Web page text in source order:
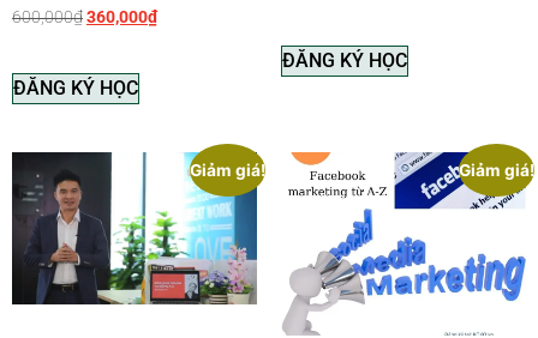
600,000₫360,000₫
ĐĂNG KÝ HỌC
ĐĂNG KÝ HỌC
Giảm giá! Giảm giá!